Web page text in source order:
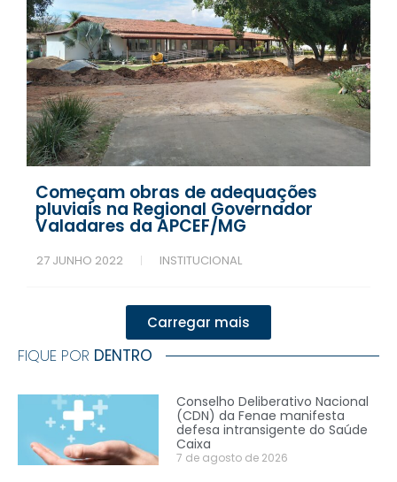
Começam obras de adequações
pluviais na Regional Governador
Valadares da APCEF/MG
27 JUNHO 2022 INSTITUCIONAL
Carregar mais
FIQUE POR DENTRO
Conselho Deliberativo Nacional
(CDN) da Fenae manifesta
defesa intransigente do Saúde
Caixa
7 de agosto de 2026